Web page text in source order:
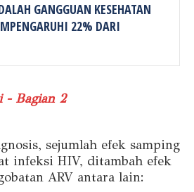
GANGGUAN KESEHATAN
22% DARI
- Bagian 2
sejumlah efek samping
infeksi HIV, ditambah efek
ARV antara lain: